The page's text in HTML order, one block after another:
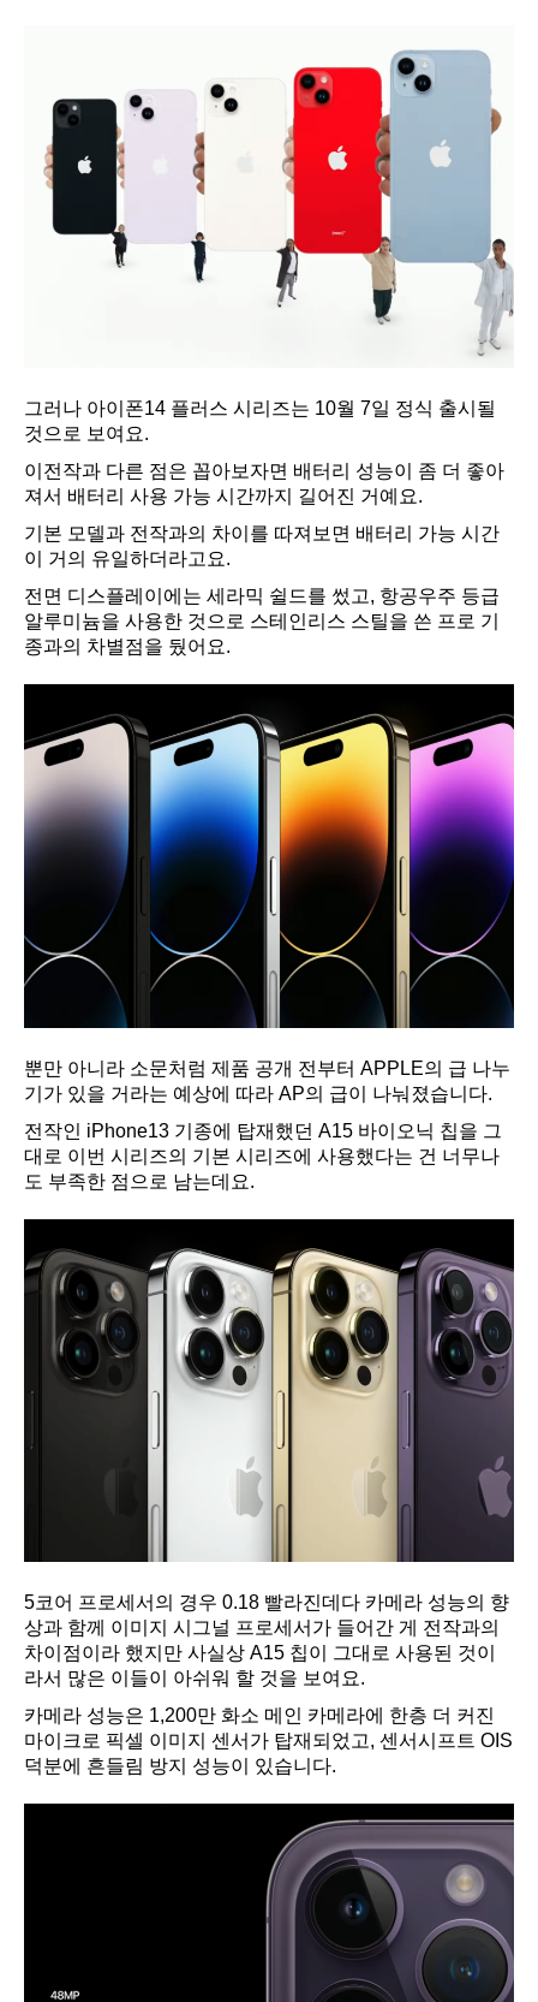
그러나 아이폰14 플러스 시리즈는 10월 7일 정식 출시될
것으로 보여요.
이전작과 다른 점은 꼽아보자면 배터리 성능이 좀 더 좋아
져서 배터리 사용 가능 시간까지 길어진 거예요.
기본 모델과 전작과의 차이를 따져보면 배터리 가능 시간
이 거의 유일하더라고요.
전면 디스플레이에는 세라믹 쉴드를 썼고, 항공우주 등급
알루미늄을 사용한 것으로 스테인리스 스틸을 쓴 프로 기
종과의 차별점을 뒀어요.
뿐만 아니라 소문처럼 제품 공개 전부터 APPLE의 급 나누
기가 있을 거라는 예상에 따라 AP의 급이 나눠졌습니다.
전작인 iPhone13 기종에 탑재했던 A15 바이오닉 칩을 그
대로 이번 시리즈의 기본 시리즈에 사용했다는 건 너무나
도 부족한 점으로 남는데요.
5코어 프로세서의 경우 0.18 빨라진데다 카메라 성능의 향
상과 함께 이미지 시그널 프로세서가 들어간 게 전작과의
차이점이라 했지만 사실상 A15 칩이 그대로 사용된 것이
라서 많은 이들이 아쉬워 할 것을 보여요.
카메라 성능은 1,200만 화소 메인 카메라에 한층 더 커진
마이크로 픽셀 이미지 센서가 탑재되었고, 센서시프트 OIS
덕분에 흔들림 방지 성능이 있습니다.